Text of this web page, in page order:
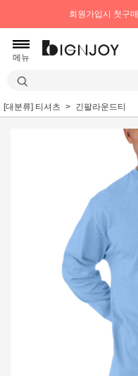
회원가입시 첫구
메뉴
[대분류] 티셔츠 긴팔라운드티